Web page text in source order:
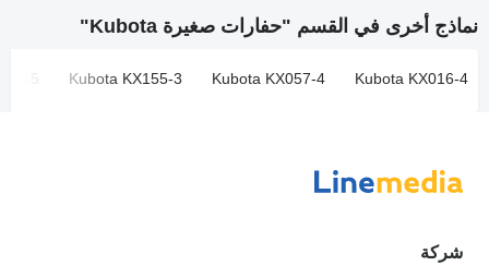
نماذج أخرى في القسم "حفارات صغيرة Kubota"
Kubota KX016-4
Kubota KX057-4
Kubota KX155-3
5
شركة